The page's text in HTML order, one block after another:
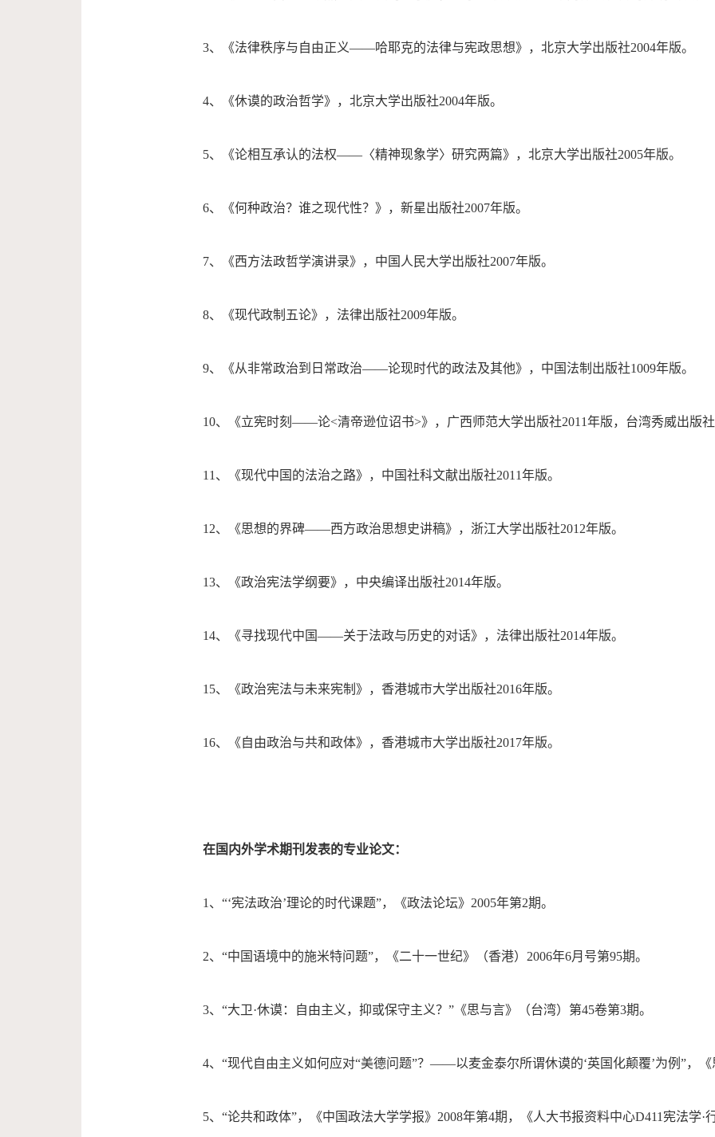
3、《法律秩序与自由正义——哈耶克的法律与宪政思想》，北京大学出版社2004年版。
4、《休谟的政治哲学》，北京大学出版社2004年版。
5、《论相互承认的法权——〈精神现象学〉研究两篇》，北京大学出版社2005年版。
6、《何种政治？谁之现代性？》，新星出版社2007年版。
7、《西方法政哲学演讲录》，中国人民大学出版社2007年版。
8、《现代政制五论》，法律出版社2009年版。
9、《从非常政治到日常政治——论现时代的政法及其他》，中国法制出版社1009年版。
10、《立宪时刻——论<清帝逊位诏书>》，广西师范大学出版社2011年版，台湾秀威出版社
11、《现代中国的法治之路》，中国社科文献出版社2011年版。
12、《思想的界碑——西方政治思想史讲稿》，浙江大学出版社2012年版。
13、《政治宪法学纲要》，中央编译出版社2014年版。
14、《寻找现代中国——关于法政与历史的对话》，法律出版社2014年版。
15、《政治宪法与未来宪制》，香港城市大学出版社2016年版。
16、《自由政治与共和政体》，香港城市大学出版社2017年版。
在国内外学术期刊发表的专业论文：
1、“‘宪法政治’理论的时代课题”，《政法论坛》2005年第2期。
2、“中国语境中的施米特问题”，《二十一世纪》（香港）2006年6月号第95期。
3、“大卫·休谟：自由主义，抑或保守主义？”《思与言》（台湾）第45卷第3期。
4、“现代自由主义如何应对“美德问题”？——以麦金泰尔所谓休谟的‘英国化颠覆’为例”，《
5、“论共和政体”，《中国政法大学学报》2008年第4期，《人大书报资料中心D411宪法学·